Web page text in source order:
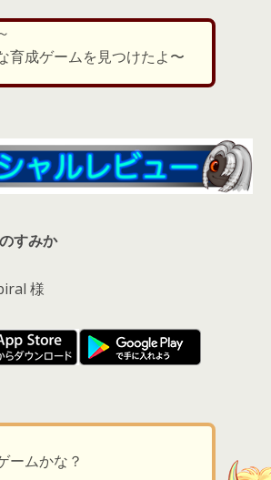
re
a
d
ai
l
育成ゲームを見つけたよ〜
すみか
様
ームかな？